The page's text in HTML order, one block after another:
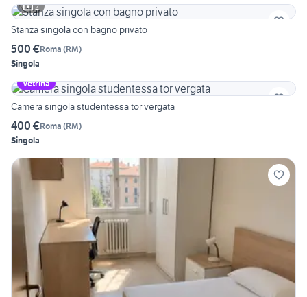
2
Stanza singola con bagno privato
500 €Roma (RM)
Singola
Vetrina
Camera singola studentessa tor vergata
400 €Roma (RM)
Singola